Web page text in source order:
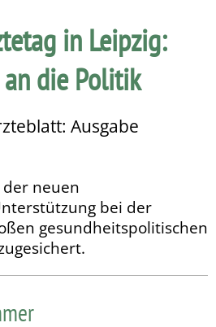
in Leipzig:
die Politik
Ausgabe
neuen
bei der
gesundheitspolitischen